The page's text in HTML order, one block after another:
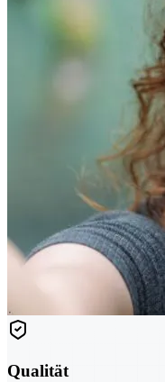
Qualität